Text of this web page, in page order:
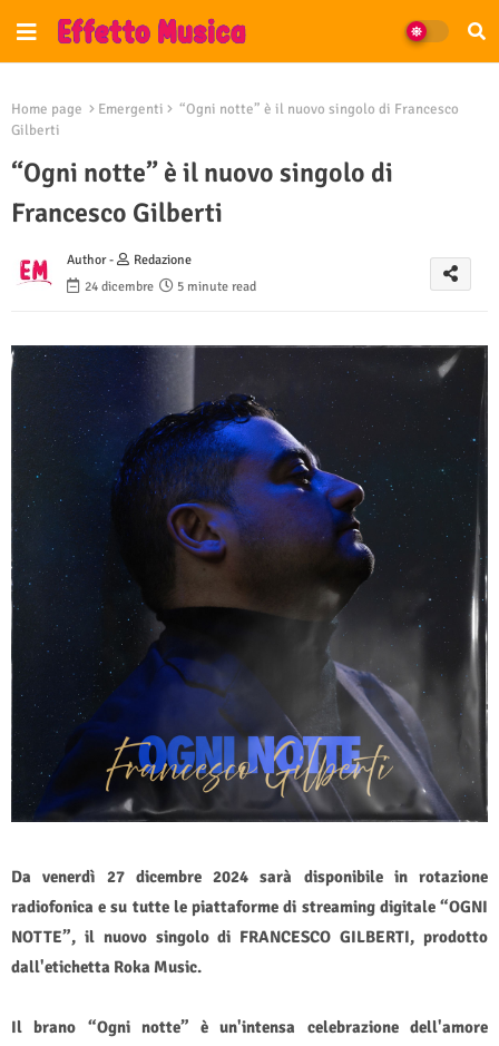
Home page Emergenti
“Ogni notte” è il nuovo singolo di Francesco
Gilberti
“Ogni notte” è il nuovo singolo di
Francesco Gilberti
Author -
Redazione
24 dicembre
5 minute read
Da venerdì 27 dicembre 2024 sarà disponibile in rotazione
radiofonica e su tutte le piattaforme di streaming digitale “OGNI
NOTTE”, il nuovo singolo di FRANCESCO GILBERTI, prodotto
dall'etichetta Roka Music.
Il brano “Ogni notte” è un'intensa celebrazione dell'amore